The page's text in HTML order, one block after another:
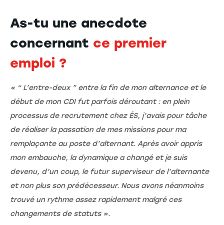
As-tu une anecdote
concernant ce premier
emploi ?
« “ L’entre-deux ” entre la fin de mon alternance et le
début de mon CDI fut parfois déroutant : en plein
processus de recrutement chez ÉS, j’avais pour tâche
de réaliser la passation de mes missions pour ma
remplaçante au poste d’alternant. Après avoir appris
mon embauche, la dynamique a changé et je suis
devenu, d’un coup, le futur superviseur de l’alternante
et non plus son prédécesseur. Nous avons néanmoins
trouvé un rythme assez rapidement malgré ces
changements de statuts ».